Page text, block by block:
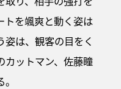
トを颯爽と動く姿は
は、観客の目をく
カットマン、佐藤瞳